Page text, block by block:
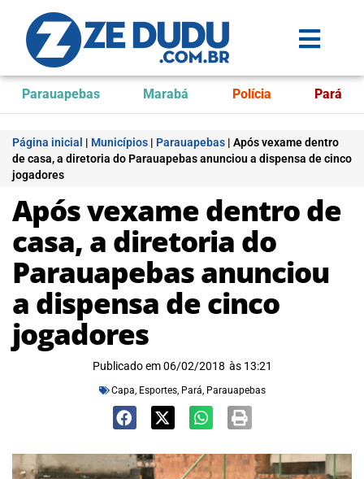
Parauapebas Marabá Polícia Pará
Página inicial | Municípios | Parauapebas | Após vexame dentro
de casa, a diretoria do Parauapebas anunciou a dispensa de cinco
jogadores
Após vexame dentro de
casa, a diretoria do
Parauapebas anunciou
a dispensa de cinco
jogadores
Publicado em 06/02/2018 às 13:21
Capa, Esportes, Pará, Parauapebas